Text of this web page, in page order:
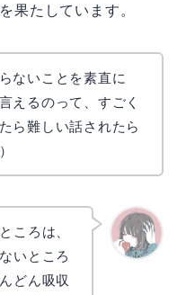
果たしています。
ないことを素直に
えるのって、すごく
ら難しい話されたら
ころは、
いところ
どん吸収